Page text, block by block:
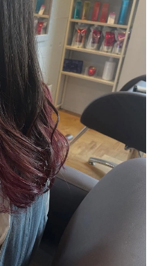
差をつける美容室の技術
合わせデザインカラー
美容室のデザインカラ
ナチュラルデザインカラ
ーが気になる方へ
ナーカラーを取り入れ